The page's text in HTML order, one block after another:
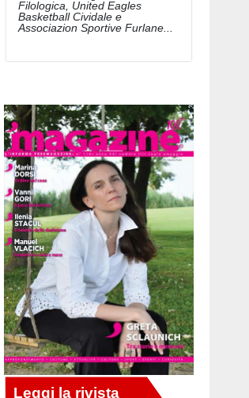
Filologica, United Eagles
Basketball Cividale e
Associazion Sportive Furlane...